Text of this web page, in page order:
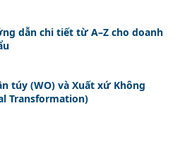
dẫn chi tiết từ A–Z cho doanh
túy (WO) và Xuất xứ Không
Transformation)